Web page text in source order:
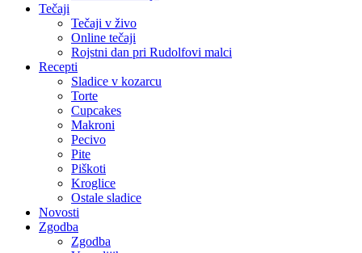
Tečaji
Tečaji v živo
Online tečaji
Rojstni dan pri Rudolfovi malci
Recepti
Sladice v kozarcu
Torte
Cupcakes
Makroni
Pecivo
Pite
Piškoti
Kroglice
Ostale sladice
Novosti
Zgodba
Zgodba